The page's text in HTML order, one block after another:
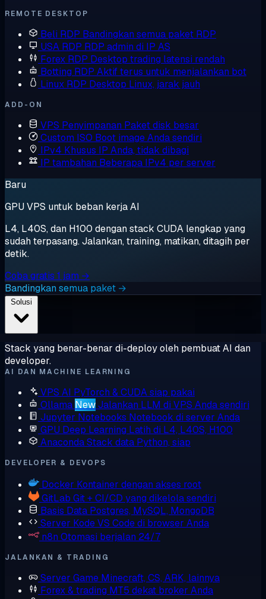
REMOTE DESKTOP
Beli RDP Bandingkan semua paket RDP
USA RDP RDP admin di IP AS
Forex RDP Desktop trading latensi rendah
Botting RDP Aktif terus untuk menjalankan bot
Linux RDP Desktop Linux, jarak jauh
ADD-ON
VPS Penyimpanan Paket disk besar
Custom ISO Boot image Anda sendiri
IPv4 Khusus IP Anda, tidak dibagi
IP tambahan Beberapa IPv4 per server
Baru
GPU VPS untuk beban kerja AI
L4, L40S, dan H100 dengan stack CUDA lengkap yang
sudah terpasang. Jalankan, training, matikan, ditagih per
detik.
Coba gratis 1 jam →
Bandingkan semua paket →
Stack yang benar-benar di-deploy oleh pembuat AI dan
developer.
AI DAN MACHINE LEARNING
VPS AI PyTorch & CUDA siap pakai
Ollama NewJalankan LLM di VPS Anda sendiri
Jupyter Notebooks Notebook di server Anda
GPU Deep Learning Latih di L4, L40S, H100
AnacondaStack data Python, siap
DEVELOPER & DEVOPS
Docker Kontainer dengan akses root
GitLab Git + CI/CD yang dikelola sendiri
Basis Data Postgres, MySQL, MongoDB
Server KodeVS Code di browser Anda
n8n Otomasi berjalan 24/7
JALANKAN & TRADING
Server Game Minecraft, CS, ARK, lainnya
Forex & trading MT5 dekat broker Anda